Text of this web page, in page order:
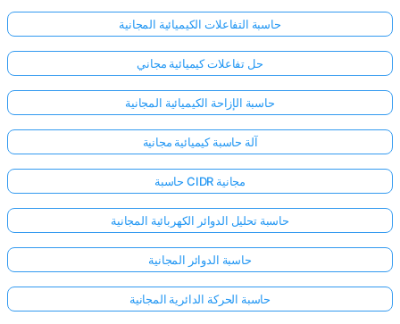
حاسبة التفاعلات الكيميائية المجانية
حل تفاعلات كيميائية مجاني
حاسبة الإزاحة الكيميائية المجانية
آلة حاسبة كيميائية مجانية
حاسبة CIDR مجانية
حاسبة تحليل الدوائر الكهربائية المجانية
حاسبة الدوائر المجانية
حاسبة الحركة الدائرية المجانية